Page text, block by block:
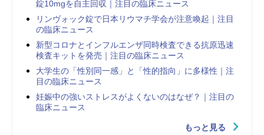
錠10mgを自主回収｜注目の臨床ニュース
リンヴォック錠で日本リウマチ学会が注意喚起｜注目
の臨床ニュース
新型コロナとインフルエンザ同時検査できる抗原迅速
検査キットを発売｜注目の臨床ニュース
大学生の「性別同一感」と「性的指向」に多様性｜注
目の臨床ニュース
妊娠中の強いストレスがよくないのはなぜ？｜注目の
臨床ニュース
もっと見る